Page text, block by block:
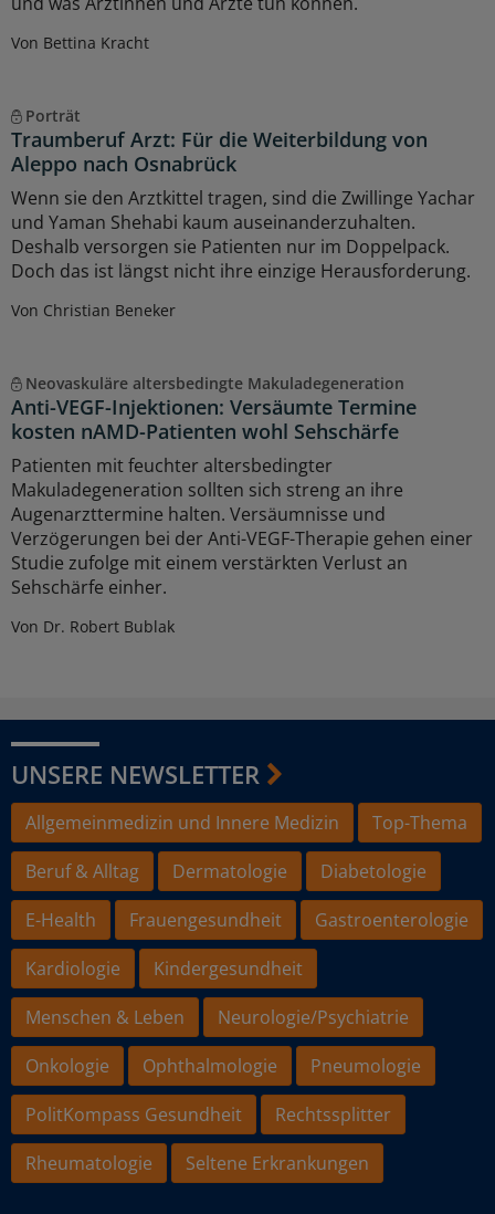
Von Bettina Kracht
Porträt
Traumberuf Arzt: Für die Weiterbildung von
Aleppo nach Osnabrück
Wenn sie den Arztkittel tragen, sind die Zwillinge Yachar
und Yaman Shehabi kaum auseinanderzuhalten.
Deshalb versorgen sie Patienten nur im Doppelpack.
Doch das ist längst nicht ihre einzige Herausforderung.
Von Christian Beneker
Neovaskuläre altersbedingte Makuladegeneration
Anti-VEGF-Injektionen: Versäumte Termine
kosten nAMD-Patienten wohl Sehschärfe
Patienten mit feuchter altersbedingter
Makuladegeneration sollten sich streng an ihre
Augenarzttermine halten. Versäumnisse und
Verzögerungen bei der Anti-VEGF-Therapie gehen einer
Studie zufolge mit einem verstärkten Verlust an
Sehschärfe einher.
Von Dr. Robert Bublak
UNSERE NEWSLETTER
Allgemeinmedizin und Innere Medizin
Top-Thema
Beruf & Alltag
Dermatologie
Diabetologie
E-Health
Frauengesundheit
Gastroenterologie
Kardiologie
Kindergesundheit
Menschen & Leben
Neurologie/Psychiatrie
Onkologie
Ophthalmologie
Pneumologie
PolitKompass Gesundheit
Rechtssplitter
Rheumatologie
Seltene Erkrankungen